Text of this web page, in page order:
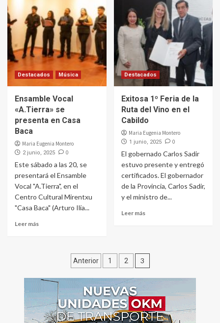
Destacados Música
Ensamble Vocal
«A.Tierra» se
presenta en Casa
Baca
Maria Eugenia Montero
2 junio, 2025 0
Este sábado a las 20, se
presentará el Ensamble
Vocal "A.Tierra", en el
Centro Cultural Mirentxu
"Casa Baca" (Arturo Ilía...
Leer más
Destacados
Exitosa 1º Feria de la
Ruta del Vino en el
Cabildo
Maria Eugenia Montero
1 junio, 2025 0
El gobernado Carlos Sadir
estuvo presente y entregó
certificados. El gobernador
de la Provincia, Carlos Sadir,
y el ministro de...
Leer más
Paginación
de
entradas
Anterior 1 2 3